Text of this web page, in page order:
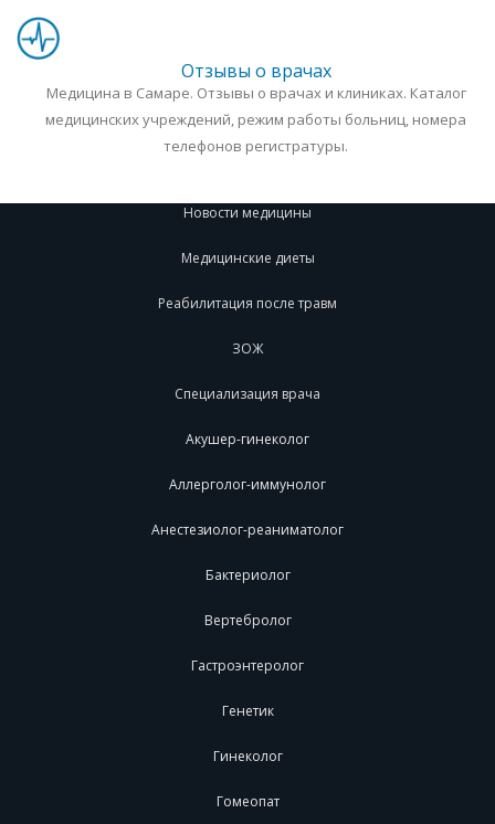
Отзывы о врачах
Медицина в Самаре. Отзывы о врачах и клиниках. Каталог
медицинских учреждений, режим работы больниц, номера
телефонов регистратуры.
Новости медицины
Медицинские диеты
Реабилитация после травм
ЗОЖ
Специализация врача
Акушер-гинеколог
Аллерголог-иммунолог
Анестезиолог-реаниматолог
Бактериолог
Вертебролог
Гастроэнтеролог
Генетик
Гинеколог
Гомеопат